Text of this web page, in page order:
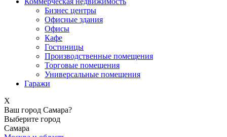
Бизнес центры
Офисные здания
Офисы
Кафе
Гостиницы
Производственные помещения
Торговые помещения
Универсальные помещения
Гаражи
X
Ваш город Самара?
Выберите город
Самара